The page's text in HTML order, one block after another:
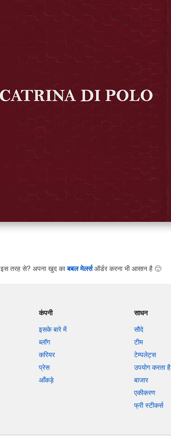
इस तरह से? अपना खुद काबबल मेलर्सऑर्डर करना भी आसान है 🙂
कंपनी
इसके बारे में
ब्लॉग
करियर
प्रेस
आँकड़े
साधन
सौदे
टीम
टेम्पलेट्स
उपयोग करता है
बाजार
एकीकरण
फ्री स्टीकर्स